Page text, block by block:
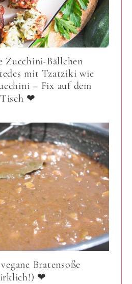
Zucchini-Bällchen
mit Tzatziki wie
– Fix auf dem
Tisch ❤
Bratensoße
❤